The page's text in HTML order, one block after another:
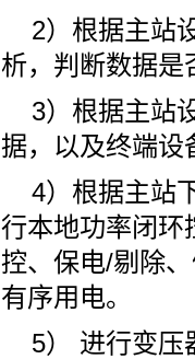
2）根据主站
析，判断数据是
3）根据主站
据，以及终端设
4）根据主站
行本地功率闭环
控、保电/剔除
有序用电。
5） 进行变压